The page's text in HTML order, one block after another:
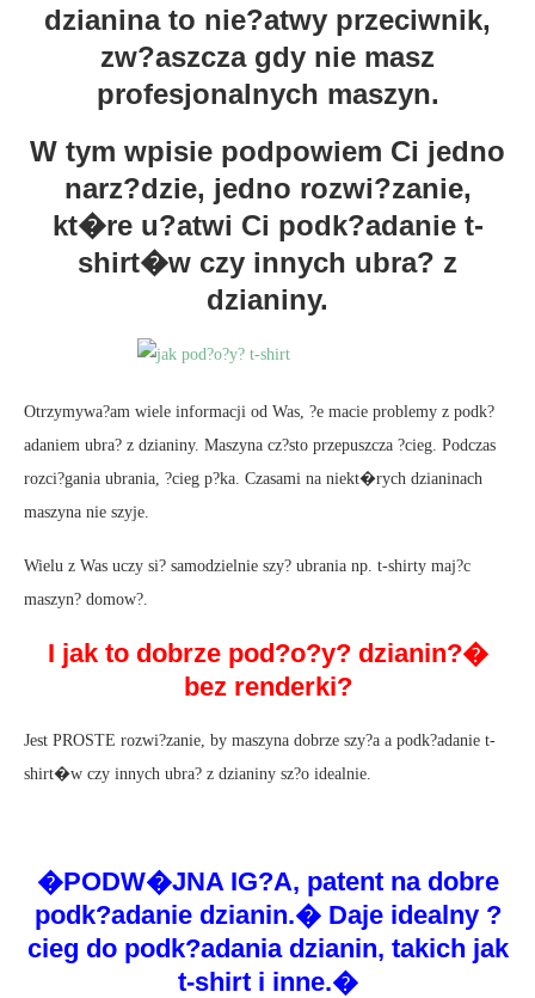
dzianina to nie?atwy przeciwnik,
zw?aszcza gdy nie masz
profesjonalnych maszyn.
W tym wpisie podpowiem Ci jedno
narz?dzie, jedno rozwi?zanie,
kt�re u?atwi Ci podk?adanie t-
shirt�w czy innych ubra? z
dzianiny.
Otrzymywa?am wiele informacji od Was, ?e macie problemy z podk?
adaniem ubra? z dzianiny. Maszyna cz?sto przepuszcza ?cieg. Podczas
rozci?gania ubrania, ?cieg p?ka. Czasami na niekt�rych dzianinach
maszyna nie szyje.
Wielu z Was uczy si? samodzielnie szy? ubrania np. t-shirty maj?c
maszyn? domow?.
I jak to dobrze pod?o?y? dzianin?�
bez renderki?
Jest PROSTE rozwi?zanie, by maszyna dobrze szy?a a podk?adanie t-
shirt�w czy innych ubra? z dzianiny sz?o idealnie.
�PODW�JNA IG?A, patent na dobre
podk?adanie dzianin.� Daje idealny ?
cieg do podk?adania dzianin, takich jak
t-shirt i inne.�